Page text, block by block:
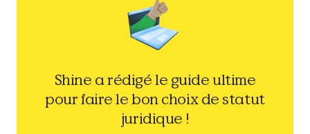
Shine a rédigé le guide ultime
pour faire le bon choix de statut
juridique !